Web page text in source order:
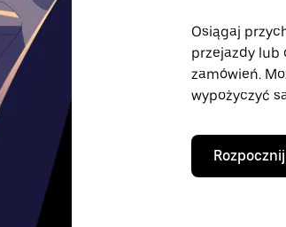
Osiągaj
przejazdy lub
zamówień.
wypożyczyć
Rozpocznij